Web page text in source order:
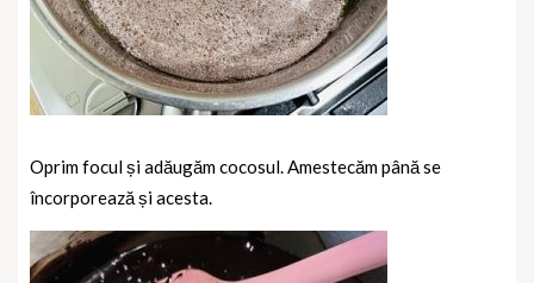
Oprim focul și adăugăm cocosul. Amestecăm până se
încorporează și acesta.